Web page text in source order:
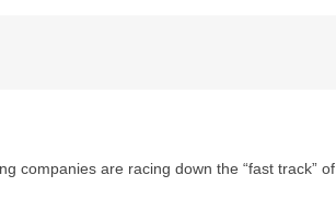
companies are racing down the “fast track” of